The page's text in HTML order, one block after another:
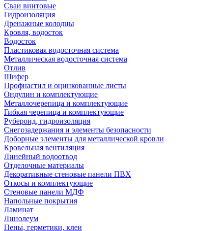
Сваи винтовые
Гидроизоляция
Дренажные колодцы
Кровля, водосток
Водосток
Пластиковая водосточная система
Металлическая водосточная система
Отлив
Шифер
Профнастил и оцинкованные листы
Ондулин и комплектующие
Металлочерепица и комплектующие
Гибкая черепица и комплектующие
Рубероид, гидроизоляция
Снегозадержания и элементы безопасности
Доборные элементы для металлической кровли
Кровельная вентиляция
Линейный водоотвод
Отделочные материалы
Декоративные стеновые панели ПВХ
Откосы и комплектующие
Стеновые панели МДФ
Напольные покрытия
Ламинат
Линолеум
Пены, герметики, клеи